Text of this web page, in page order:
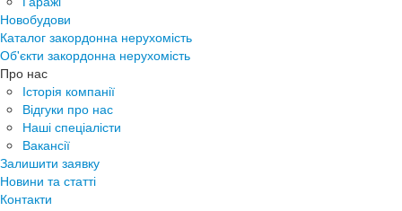
Новобудови
Каталог закордонна нерухомість
Об'єкти закордонна нерухомість
Про нас
Історія компанії
Відгуки про нас
Наші спеціалісти
Вакансії
Залишити заявку
Новини та статті
Контакти